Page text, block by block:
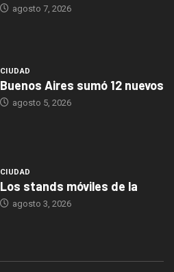
agosto 7, 2026
CIUDAD
Buenos Aires sumó 12 nuevos
agosto 5, 2026
CIUDAD
Los stands móviles de la
agosto 3, 2026